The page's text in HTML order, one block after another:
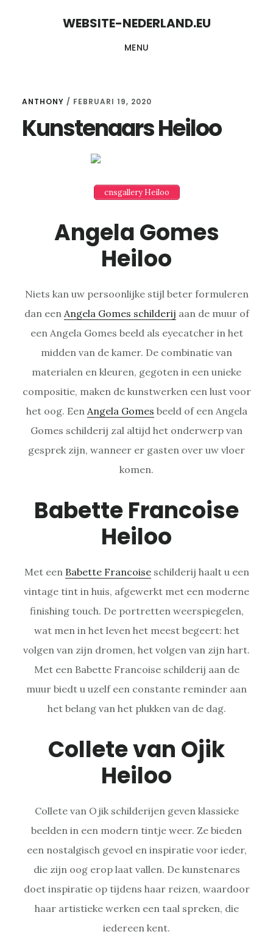
WEBSITE-NEDERLAND.EU
MENU
ANTHONY / FEBRUARI 19, 2020
Kunstenaars Heiloo
cnsgallery Heiloo
Angela Gomes
Heiloo
Niets kan uw persoonlijke stijl beter formuleren
dan een Angela Gomes schilderij aan de muur of
een Angela Gomes beeld als eyecatcher in het
midden van de kamer. De combinatie van
materialen en kleuren, gegoten in een unieke
compositie, maken de kunstwerken een lust voor
het oog. Een Angela Gomes beeld of een Angela
Gomes schilderij zal altijd het onderwerp van
gesprek zijn, wanneer er gasten over uw vloer
komen.
Babette Francoise
Heiloo
Met een Babette Francoiseschilderij haalt u een
vintage tint in huis, afgewerkt met een moderne
finishing touch. De portretten weerspiegelen,
wat men in het leven het meest begeert: het
volgen van zijn dromen, het volgen van zijn hart.
Met een Babette Francoise schilderij aan de
muur biedt u uzelf een constante reminder aan
het belang van het plukken van de dag.
Collete van Ojik
Heiloo
Collete van Ojik schilderijen geven klassieke
beelden in een modern tintje weer. Ze bieden
een nostalgisch gevoel en inspiratie voor ieder,
die zijn oog erop laat vallen. De kunstenares
doet inspiratie op tijdens haar reizen, waardoor
haar artistieke werken een taal spreken, die
iedereen kent.